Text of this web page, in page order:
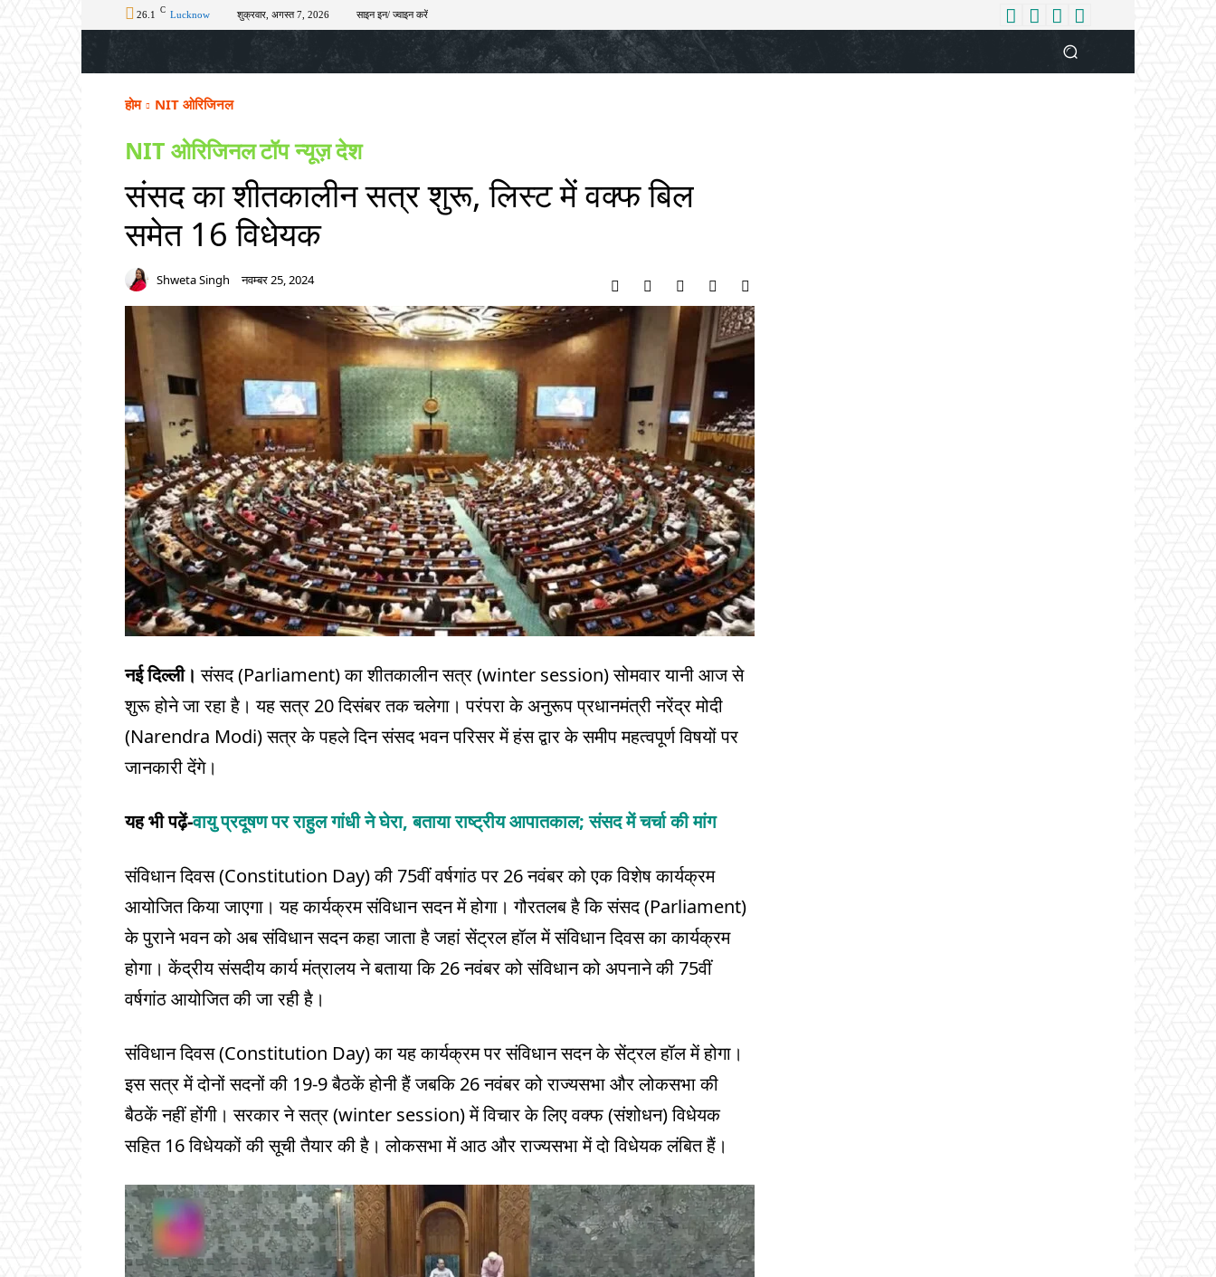
26.1 C Lucknow शुक्रवार, अगस्त 7, 2026 साइन इन/ ज्वाइन करें
अपराध चुनाव खेल टेक – ऑटो राज्य मनोरंजन लाइफस्टाइल बिजनेस आपकी आवाज
होम NIT ओरिजिनल
NIT ओरिजिनलटॉप न्यूज़देश
संसद का शीतकालीन सत्र शुरू, लिस्ट में वक्फ बिल
समेत 16 विधेयक
Shweta Singh नवम्बर 25, 2024
नई दिल्ली।संसद (Parliament) का शीतकालीन सत्र (winter session) सोमवार यानी आज से
शुरू होने जा रहा है। यह सत्र 20 दिसंबर तक चलेगा। परंपरा के अनुरूप प्रधानमंत्री नरेंद्र मोदी
(Narendra Modi) सत्र के पहले दिन संसद भवन परिसर में हंस द्वार के समीप महत्वपूर्ण विषयों पर
जानकारी देंगे।
यह भी पढ़ें-वायु प्रदूषण पर राहुल गांधी ने घेरा, बताया राष्ट्रीय आपातकाल; संसद में चर्चा की मांग
संविधान दिवस (Constitution Day) की 75वीं वर्षगांठ पर 26 नवंबर को एक विशेष कार्यक्रम
आयोजित किया जाएगा। यह कार्यक्रम संविधान सदन में होगा। गौरतलब है कि संसद (Parliament)
के पुराने भवन को अब संविधान सदन कहा जाता है जहां सेंट्रल हॉल में संविधान दिवस का कार्यक्रम
होगा। केंद्रीय संसदीय कार्य मंत्रालय ने बताया कि 26 नवंबर को संविधान को अपनाने की 75वीं
वर्षगांठ आयोजित की जा रही है।
संविधान दिवस (Constitution Day) का यह कार्यक्रम पर संविधान सदन के सेंट्रल हॉल में होगा।
इस सत्र में दोनों सदनों की 19-9 बैठकें होनी हैं जबकि 26 नवंबर को राज्यसभा और लोकसभा की
बैठकें नहीं होंगी। सरकार ने सत्र (winter session) में विचार के लिए वक्फ (संशोधन) विधेयक
सहित 16 विधेयकों की सूची तैयार की है। लोकसभा में आठ और राज्यसभा में दो विधेयक लंबित हैं।